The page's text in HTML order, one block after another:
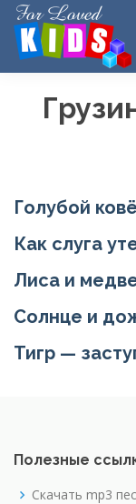
Голубой
Как слуга
Лиса и
Солнце и
Тигр —
Полезные
Скачать mp3